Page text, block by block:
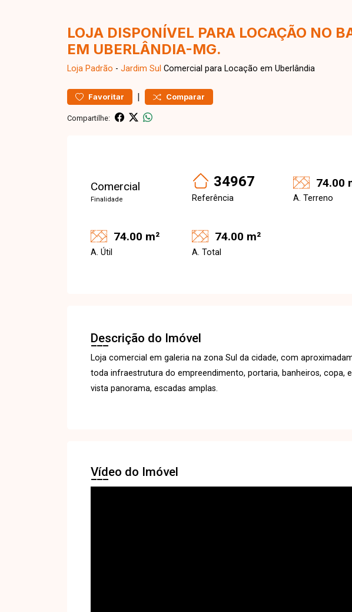
LOJA DISPONÍVEL PARA LOCAÇÃO NO
EM UBERLÂNDIA-MG.
Loja Padrão - Jardim Sul Comercial para Locação em Uberlândia
Favoritar | Comparar
Compartilhe:
Comercial
Finalidade
34967
Referência
74.00
A. Terreno
74.00 m²
A. Útil
74.00 m²
A. Total
Descrição do Imóvel
Loja comercial em galeria na zona Sul da cidade, com
toda infraestrutura do empreendimento, portaria, banheiros, copa,
vista panorama, escadas amplas.
Vídeo do Imóvel